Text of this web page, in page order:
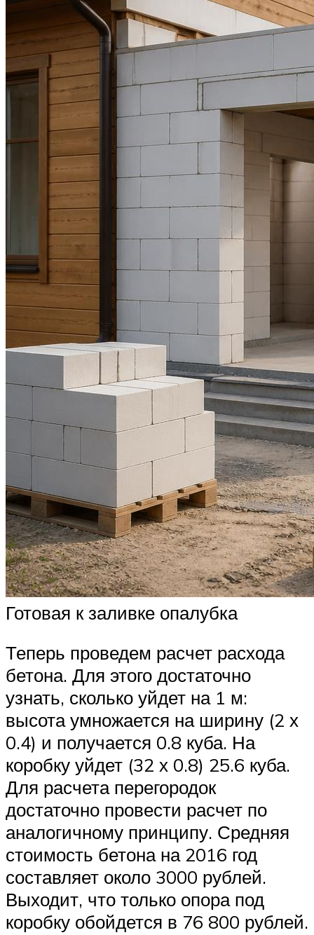
Готовая к заливке опалубка
Теперь проведем расчет расхода
бетона. Для этого достаточно
узнать, сколько уйдет на 1 м:
высота умножается на ширину (2 х
0.4) и получается 0.8 куба. На
коробку уйдет (32 х 0.8) 25.6 куба.
Для расчета перегородок
достаточно провести расчет по
аналогичному принципу. Средняя
стоимость бетона на 2016 год
составляет около 3000 рублей.
Выходит, что только опора под
коробку обойдется в 76 800 рублей.